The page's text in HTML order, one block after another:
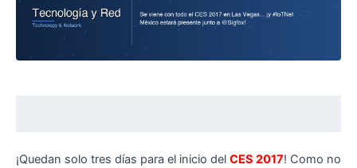
¡Quedan solo tres días para el inicio del CES 2017! Como no